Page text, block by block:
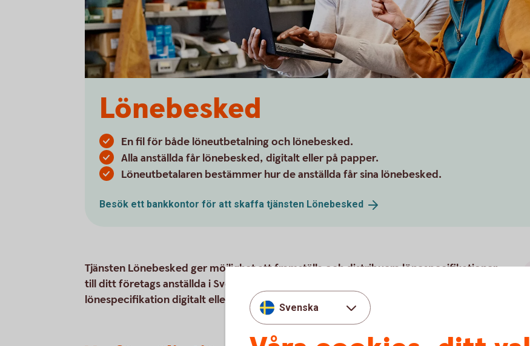
Lönebesked
En fil för både löneutbetalning och lönebesked.
Alla anställda får lönebesked, digitalt eller på papper.
Löneutbetalaren bestämmer hur de anställda får sina lönebesked.
Besök ett bankkontor för att skaffa tjänsten Lönebesked
Tjänsten Lönebesked ger möjlighet att framställa och distribuera lönespecifikationer
till ditt företags anställda i Sverige eller utomlands. Anställda kan få sin
lönespecifikation digitalt eller på papper.
Svenska